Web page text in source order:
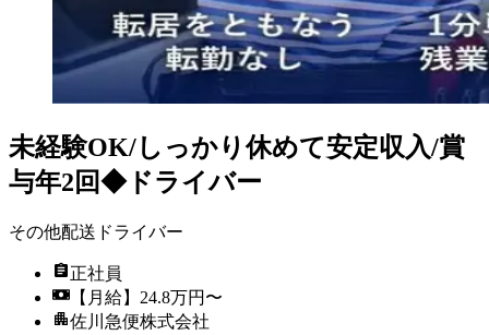
未経験OK/しっかり休めて安定収入/賞
与年2回◆ドライバー
その他配送ドライバー
正社員
【月給】24.8万円〜
佐川急便株式会社